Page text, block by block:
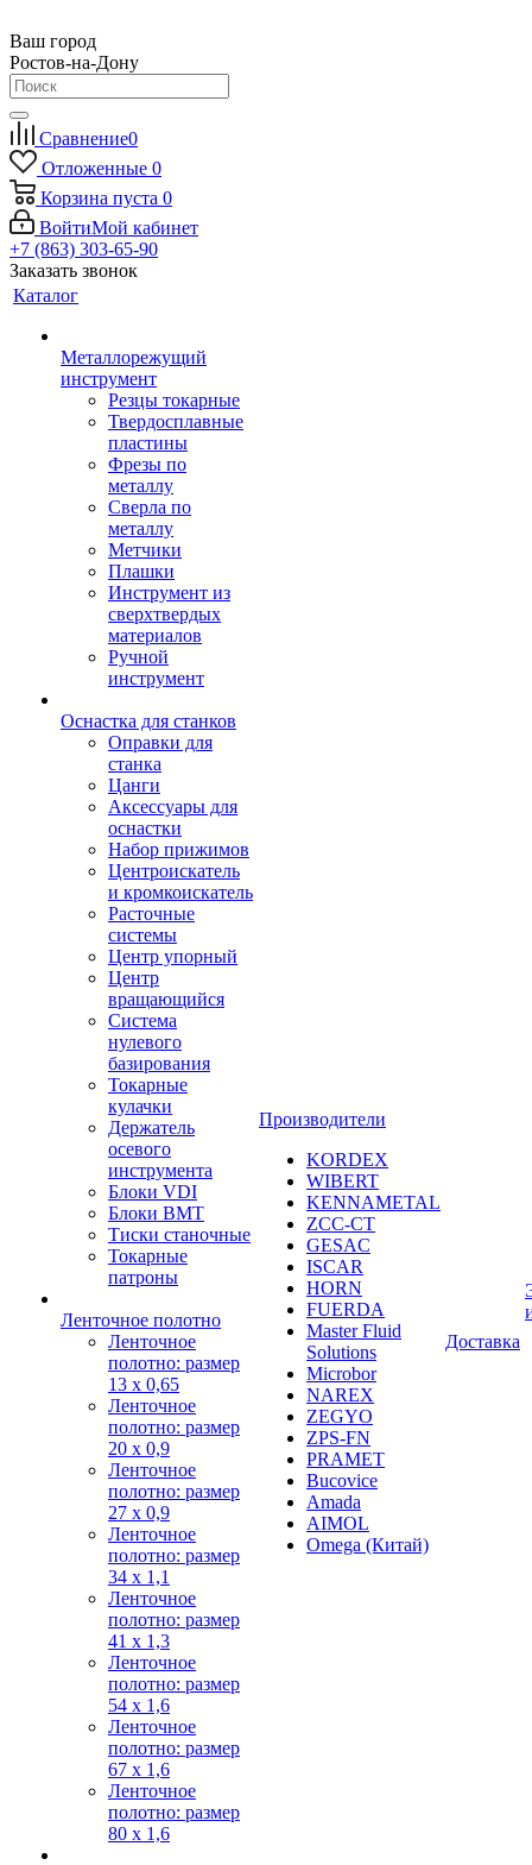
Ваш город
Ростов-на-Дону
Сравнение0
Отложенные 0
Корзина пуста 0
ВойтиМой кабинет
+7 (863) 303-65-90
Заказать звонок
Каталог
Металлорежущий
инструмент
Резцы токарные
Твердосплавные
пластины
Фрезы по
металлу
Сверла по
металлу
Метчики
Плашки
Инструмент из
сверхтвердых
материалов
Ручной
инструмент
Оснастка для станков
Оправки для
станка
Цанги
Аксессуары для
оснастки
Набор прижимов
Центроискатель
и кромкоискатель
Расточные
системы
Центр упорный
Центр
вращающийся
Система
нулевого
базирования
Токарные
кулачки
Держатель
осевого
инструмента
Блоки VDI
Блоки BMT
Тиски станочные
Токарные
патроны
Ленточное полотно
Ленточное
полотно: размер
13 х 0,65
Ленточное
полотно: размер
20 х 0,9
Ленточное
полотно: размер
27 х 0,9
Ленточное
полотно: размер
34 х 1,1
Ленточное
полотно: размер
41 х 1,3
Ленточное
полотно: размер
54 х 1,6
Ленточное
полотно: размер
67 х 1,6
Ленточное
полотно: размер
80 х 1,6
Производители
KORDEX
WIBERT
KENNAMETAL
ZCC-CT
GESAC
ISCAR
HORN
FUERDA
Master Fluid
Solutions
Microbor
NAREX
ZEGYO
ZPS-FN
PRAMET
Bucovice
Amada
AIMOL
Omega (Китай)
Доставка